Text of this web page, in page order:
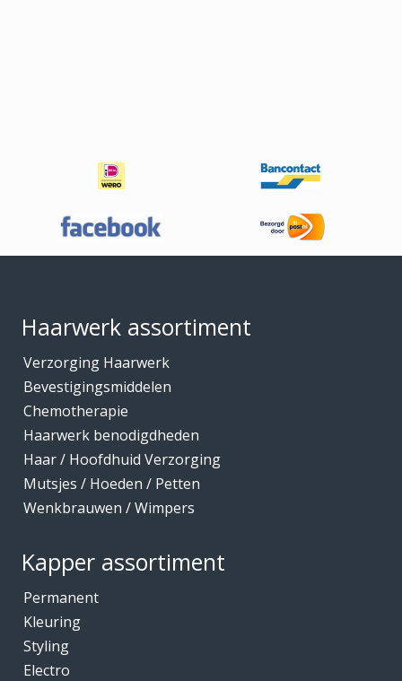
Haarwerk assortiment
Verzorging Haarwerk
Bevestigingsmiddelen
Chemotherapie
Haarwerk benodigdheden
Haar / Hoofdhuid Verzorging
Mutsjes / Hoeden / Petten
Wenkbrauwen / Wimpers
Kapper assortiment
Permanent
Kleuring
Styling
Electro